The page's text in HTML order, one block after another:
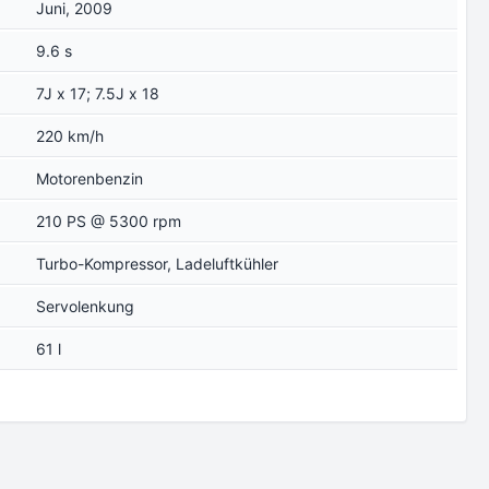
Juni, 2009
9.6 s
7J x 17; 7.5J x 18
220 km/h
Motorenbenzin
210 PS @ 5300 rpm
Turbo-Kompressor, Ladeluftkühler
Servolenkung
61 l